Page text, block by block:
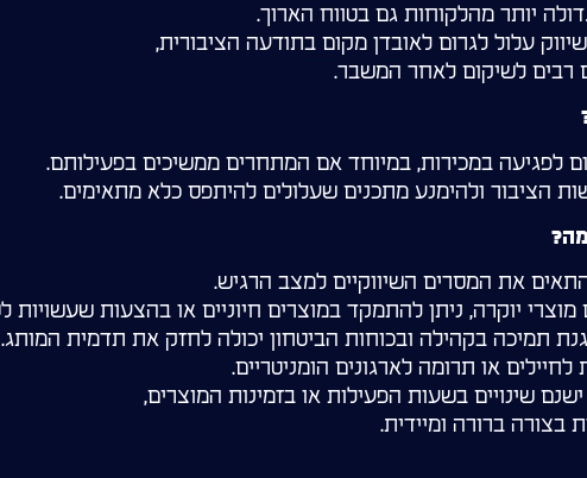
יותר מהלקוחות גם בטווח הארוך.
עלול לגרום לאובדן מקום בתודעה הציבורית,
רבים לשיקום לאחר המשבר.
לפגיעה במכירות, במיוחד אם המתחרים ממשיכים בפעילותם.
הציבור ולהימנע מתכנים שעלולים להיתפס כלא מתאימים.
את המסרים השיווקיים למצב הרגיש.
יוקרה, ניתן להתמקד במוצרים חיוניים או בהצעות שעשויות
תמיכה בקהילה ובכוחות הביטחון יכולה לחזק את תדמית המותג.
או תרומה לארגונים הומניטריים.
שינויים בשעות הפעילות או בזמינות המוצרים,
בצורה ברורה ומיידית.